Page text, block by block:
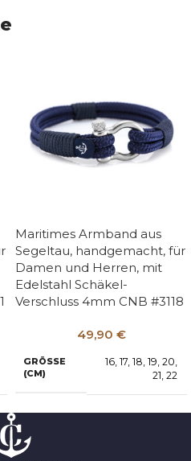
Maritimes Armband aus
Segeltau, handgemacht, für
Damen und Herren, mit
Edelstahl Schäkel-
Verschluss 4mm CNB #3118
49,90 €
GRÖSSE (
CM)
16 17 18 19 20
21 22